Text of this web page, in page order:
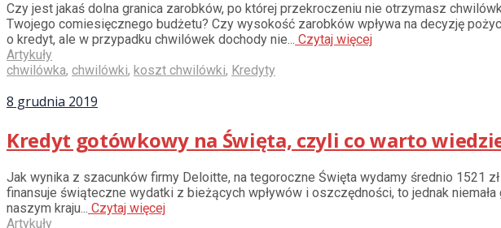
Czy jest jakaś dolna granica zarobków, po której przekroczeniu nie otrzymasz
Twojego comiesięcznego budżetu? Czy wysokość zarobków wpływa na decyzję
o kredyt, ale w przypadku chwilówek dochody nie... Czytaj więcej
Artykuły
chwilówka, chwilówki, koszt chwilówki, Kredyty
8 grudnia 2019
Kredyt gotówkowy na Święta, czyli co warto
Jak wynika z szacunków firmy Deloitte, na tegoroczne Święta wydamy średnio 1521
finansuje świąteczne wydatki z bieżących wpływów i oszczędności, to jednak
naszym kraju... Czytaj więcej
Artykuły